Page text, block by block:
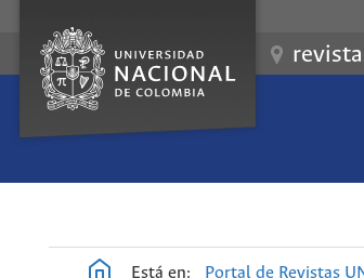
Está en: Portal de Revistas